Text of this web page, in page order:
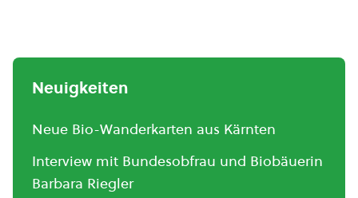
Neuigkeiten
Neue Bio-Wanderkarten aus Kärnten
Interview mit Bundesobfrau und Biobäuerin
Barbara Riegler